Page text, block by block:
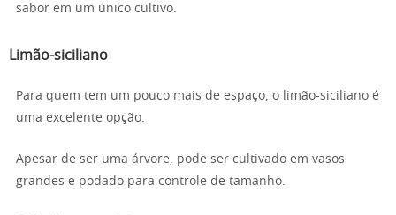
sabor em um único cultivo.
Limão-siciliano
Para quem tem um pouco mais de espaço, o limão-siciliano é
uma excelente opção.
Apesar de ser uma árvore, pode ser cultivado em vasos
grandes e podado para controle de tamanho.